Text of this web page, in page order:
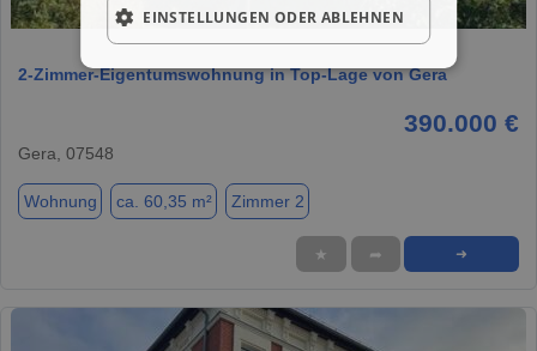
1 / 3
2-Zimmer-Eigentumswohnung in Top-Lage von Gera
390.000 €
Gera, 07548
Wohnung ca. 60,35 m² Zimmer 2
★ ➦ ➜
EINSTELLUNGEN ODER ABLEHNEN